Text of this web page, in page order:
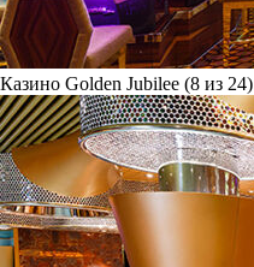
Казино Golden Jubilee (8 из 24)